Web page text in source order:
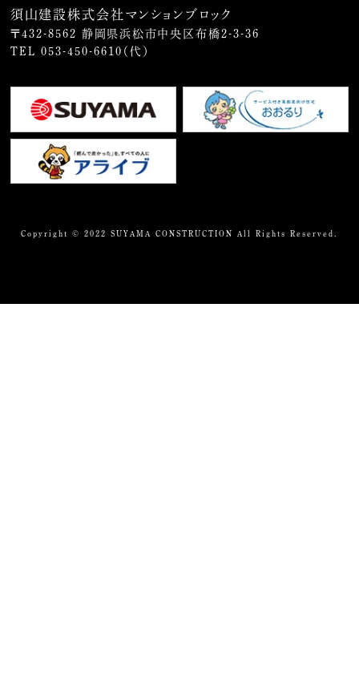
須山建設株式会社マンションブロック
〒432-8562 静岡県浜松市中央区布橋2-3-36
TEL053-450-6610 （代）
Copyright © 2022 SUYAMA CONSTRUCTION All Rights Reserved.